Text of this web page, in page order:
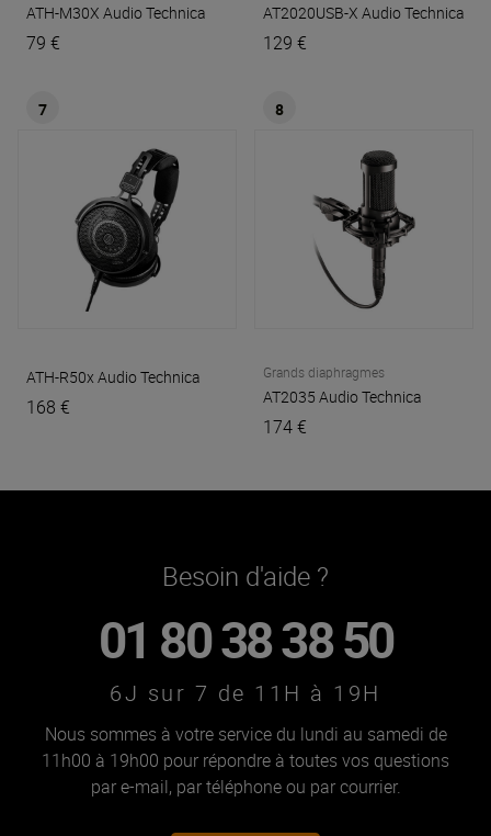
ATH-M30X Audio Technica
79 €
AT2020USB-X Audio Technica
129 €
7
ATH-R50x Audio Technica
168 €
8
Grands diaphragmes
AT2035 Audio Technica
174 €
Besoin d'aide ?
01 80 38 38 50
6J sur 7 de 11H à 19H
Nous sommes à votre service du lundi au samedi de
11h00 à 19h00 pour répondre à toutes vos questions
par e-mail, par téléphone ou par courrier.